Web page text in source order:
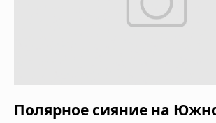
Полярное сияние на